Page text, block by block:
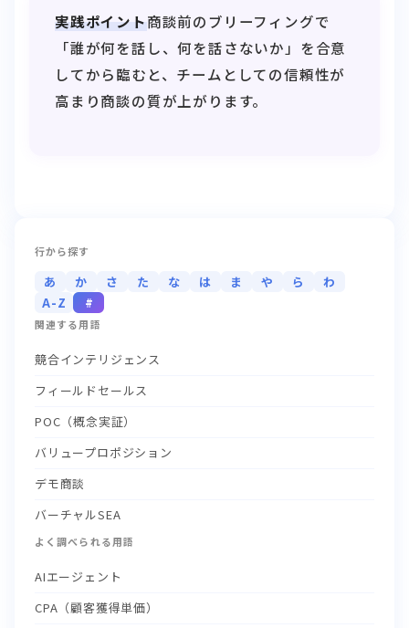
実践ポイント商談前のブリーフィングで
「誰が何を話し、何を話さないか」を合意
してから臨むと、チームとしての信頼性が
高まり商談の質が上がります。
行から探す
あ か さ た な は ま や ら
わ
A-Z
#
関連する用語
競合インテリジェンス
フィールドセールス
POC（概念実証）
バリュープロポジション
デモ商談
バーチャルSEA
よく調べられる用語
AIエージェント
CPA（顧客獲得単価）